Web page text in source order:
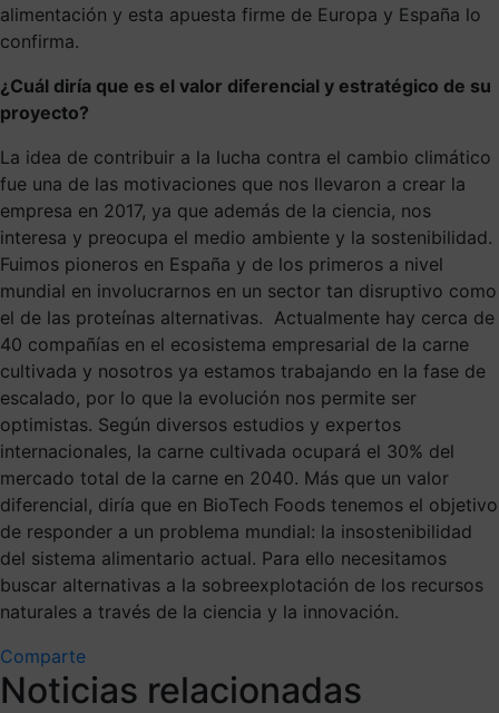
alimentación y esta apuesta firme de Europa y España lo
confirma.
¿Cuál diría que es el valor diferencial y estratégico de su
proyecto?
La idea de contribuir a la lucha contra el cambio climático
fue una de las motivaciones que nos llevaron a crear la
empresa en 2017, ya que además de la ciencia, nos
interesa y preocupa el medio ambiente y la sostenibilidad.
Fuimos pioneros en España y de los primeros a nivel
mundial en involucrarnos en un sector tan disruptivo como
el de las proteínas alternativas. Actualmente hay cerca de
40 compañías en el ecosistema empresarial de la carne
cultivada y nosotros ya estamos trabajando en la fase de
escalado, por lo que la evolución nos permite ser
optimistas. Según diversos estudios y expertos
internacionales, la carne cultivada ocupará el 30% del
mercado total de la carne en 2040. Más que un valor
diferencial, diría que en BioTech Foods tenemos el objetivo
de responder a un problema mundial: la insostenibilidad
del sistema alimentario actual. Para ello necesitamos
buscar alternativas a la sobreexplotación de los recursos
naturales a través de la ciencia y la innovación.
Comparte
Noticias relacionadas